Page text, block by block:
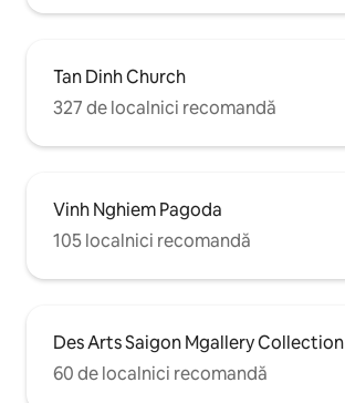
Tan Dinh Church
327 de localnici recomandă
Vinh Nghiem Pagoda
105 localnici recomandă
Des Arts Saigon Mgallery Collection
60 de localnici recomandă